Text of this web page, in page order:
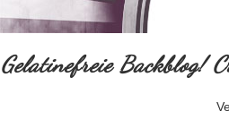
Backblog!